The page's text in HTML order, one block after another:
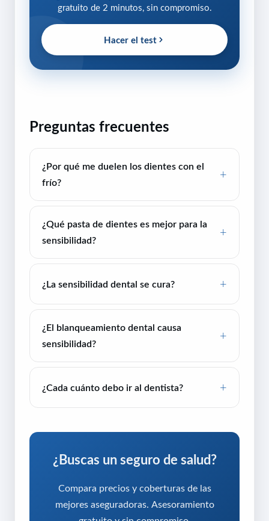
gratuito de 2 minutos, sin compromiso.
Hacer el test
Preguntas frecuentes
¿Por qué me duelen los dientes con el
frío?
¿Qué pasta de dientes es mejor para la
sensibilidad?
¿La sensibilidad dental se cura?
¿El blanqueamiento dental causa
sensibilidad?
¿Cada cuánto debo ir al dentista?
¿Buscas un seguro de salud?
Compara precios y coberturas de las
mejores aseguradoras. Asesoramiento